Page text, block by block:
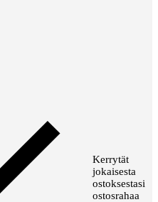
Kerrytät
jokaisesta
ostoksestasi
ostosrahaa